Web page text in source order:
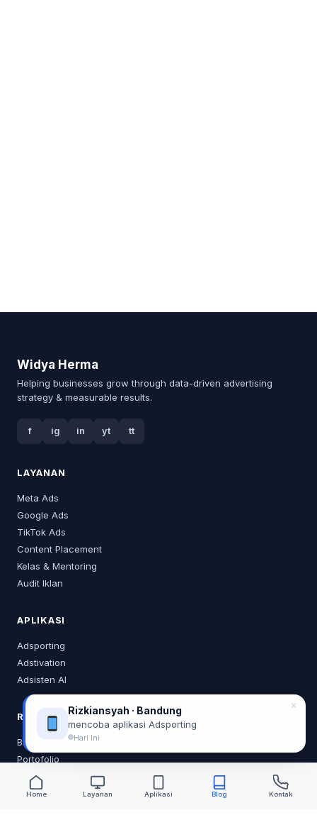
Widya Herma
Helping businesses grow through data-driven advertising
strategy & measurable results.
f ig in yt tt
LAYANAN
Meta Ads
Google Ads
TikTok Ads
Content Placement
Kelas & Mentoring
Audit Iklan
APLIKASI
Adsporting
Adstivation
Adsisten AI
RESOURCES
Blog
Portofolio
Tentang Saya
Home Layanan Aplikasi Blog Kontak
Rizkiansyah · Bandung
mencoba aplikasi Adsporting
Hari Ini
✕